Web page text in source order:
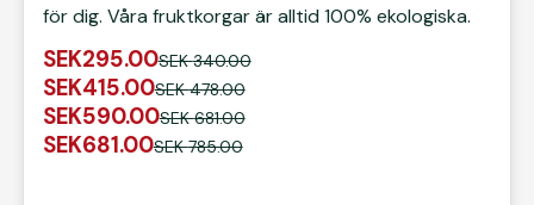
för dig. Våra fruktkorgar är alltid 100% ekologiska.
SEK295.00SEK340.00
SEK415.00SEK478.00
SEK590.00SEK681.00
SEK681.00SEK785.00